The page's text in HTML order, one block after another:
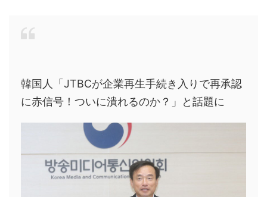
韓国人「JTBCが企業再生手続き入りで再承認
に赤信号！ついに潰れるのか？」と話題に